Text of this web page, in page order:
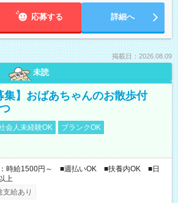
応募する 詳細へ
掲載日：2026.08.09
未読
集】おばあちゃんのお散歩付
会人未経験OK
ブランクOK
：時給1500円～ ■週払いOK ■扶養内OK ■日
上
支給あり